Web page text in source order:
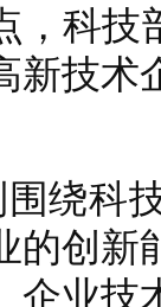
，科技
新技术
科技
的创新
企业技